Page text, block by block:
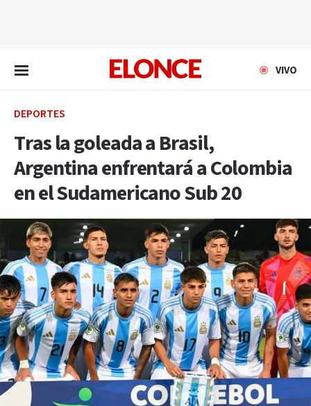
VIVO
DEPORTES
Tras la goleada a Brasil,
Argentina enfrentará a Colombia
en el Sudamericano Sub 20